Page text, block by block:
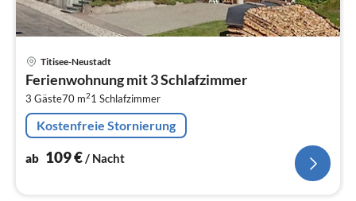
Titisee-Neustadt
Ferienwohnung mit 3 Schlafzimmer
3 Gäste70 m21 Schlafzimmer
Kostenfreie Stornierung
ab 109€/ Nacht